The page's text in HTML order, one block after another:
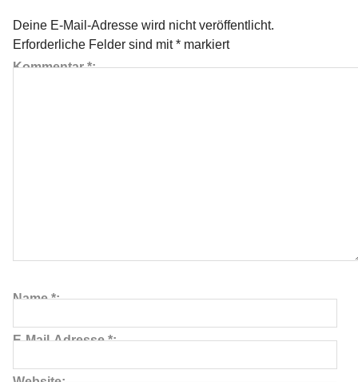
Deine E-Mail-Adresse wird nicht veröffentlicht.
Erforderliche Felder sind mit* markiert
Kommentar*
Name*
E-Mail-Adresse*